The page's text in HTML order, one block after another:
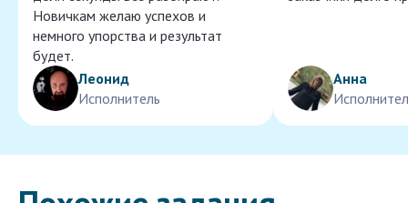
Новичкам желаю успехов и
немного упорства и результат
будет.
Леонид
Исполнитель
Анна